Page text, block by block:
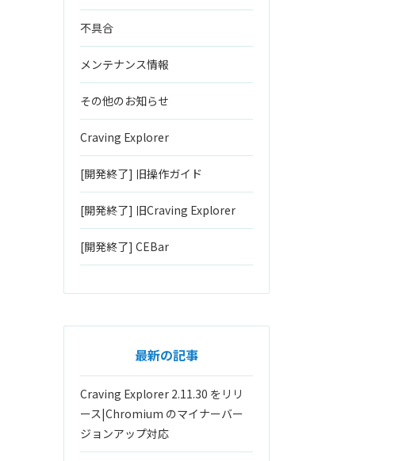
不具合
メンテナンス情報
その他のお知らせ
Craving Explorer
[開発終了] 旧操作ガイド
[開発終了] 旧Craving Explorer
[開発終了] CEBar
最新の記事
Craving Explorer 2.11.30 をリリ
ース|Chromium のマイナーバー
ジョンアップ対応